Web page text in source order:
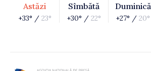
Astăzi
+33° / 23°
Sîmbătă
+30° / 22°
Duminică
+27° / 20°